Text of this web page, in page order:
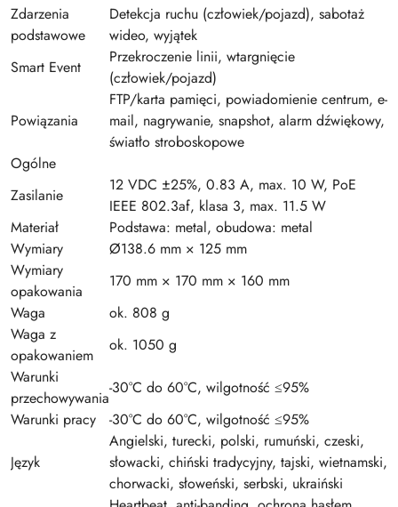
Zdarzenia
podstawowe
Detekcja ruchu (człowiek/pojazd), sabotaż
wideo, wyjątek
Smart Event
Przekroczenie linii, wtargnięcie
(człowiek/pojazd)
Powiązania
FTP/karta pamięci, powiadomienie centrum, e-
mail, nagrywanie, snapshot, alarm dźwiękowy,
światło stroboskopowe
Ogólne
Zasilanie
12 VDC ±25%, 0.83 A, max. 10 W, PoE
IEEE 802.3af, klasa 3, max. 11.5 W
Materiał
Podstawa: metal, obudowa: metal
Wymiary
Ø138.6 mm × 125 mm
Wymiary
opakowania
170 mm × 170 mm × 160 mm
Waga
ok. 808 g
Waga z
opakowaniem
ok. 1050 g
Warunki
przechowywania
-30°C do 60°C, wilgotność ≤95%
Warunki pracy
-30°C do 60°C, wilgotność ≤95%
Język
Angielski, turecki, polski, rumuński, czeski,
słowacki, chiński tradycyjny, tajski, wietnamski,
chorwacki, słoweński, serbski, ukraiński